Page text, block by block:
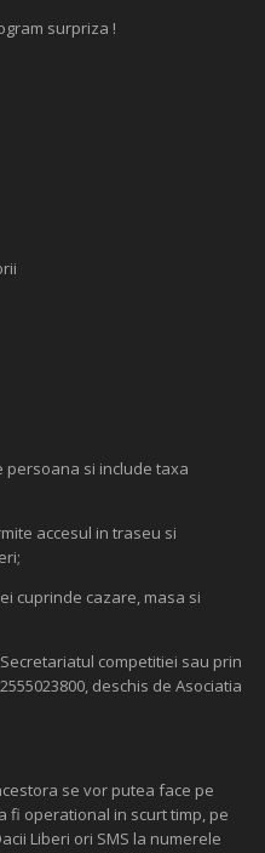
surpriza !
persoana si include taxa
accesul in traseu si
cuprinde cazare, masa si
competitiei sau prin
deschis de Asociatia
se vor putea face pe
fi operational in scurt timp, pe
Liberi ori SMS la numerele